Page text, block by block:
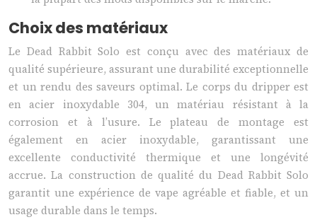
Choix des matériaux
Le Dead Rabbit Solo est conçu avec des matériaux de
qualité supérieure, assurant une durabilité exceptionnelle
et un rendu des saveurs optimal. Le corps du dripper est
en acier inoxydable 304, un matériau résistant à la
corrosion et à l’usure. Le plateau de montage est
également en acier inoxydable, garantissant une
excellente conductivité thermique et une longévité
accrue. La construction de qualité du Dead Rabbit Solo
garantit une expérience de vape agréable et fiable, et un
usage durable dans le temps.